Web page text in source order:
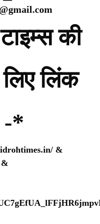
की
लिंक
-*
&
&